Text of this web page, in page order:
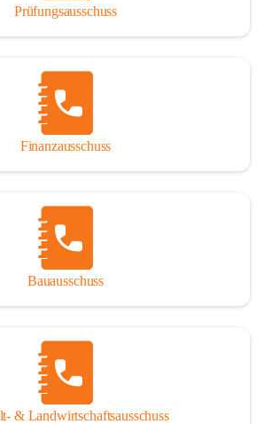
Prüfungsausschuss
Finanzausschuss
Bauausschuss
& Landwirtschaftsausschuss